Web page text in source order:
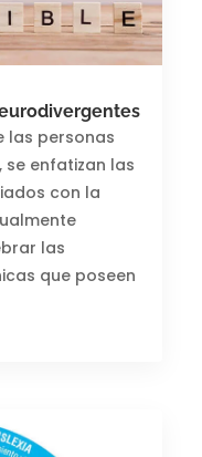
las personas
se enfatizan las
con la
las
que poseen